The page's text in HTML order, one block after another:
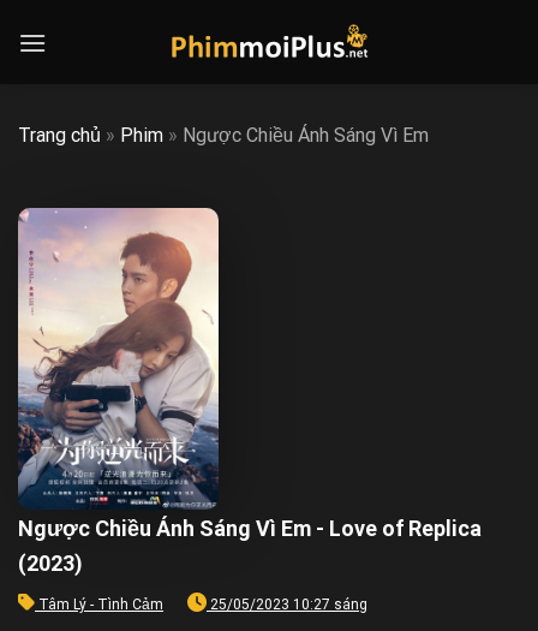
Trang chủ » Phim » Ngược Chiều Ánh Sáng Vì Em
Ngược Chiều Ánh Sáng Vì Em - Love of Replica
(2023)
Tâm Lý - Tình Cảm 25/05/2023 10:27 sáng